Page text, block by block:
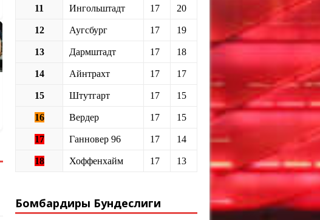
11 Ингольштадт 17 20
12 Аугсбург 17 19
13 Дармштадт 17 18
14 Айнтрахт 17 17
15 Штутгарт 17 15
16 Вердер 17 15
17 Ганновер 96 17 14
18 Хоффенхайм 17 13
Бомбардиры Бундеслиги